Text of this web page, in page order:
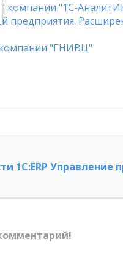
компании "1C-
предприятия.
"ГНИВЦ"
1С:ERP Управление